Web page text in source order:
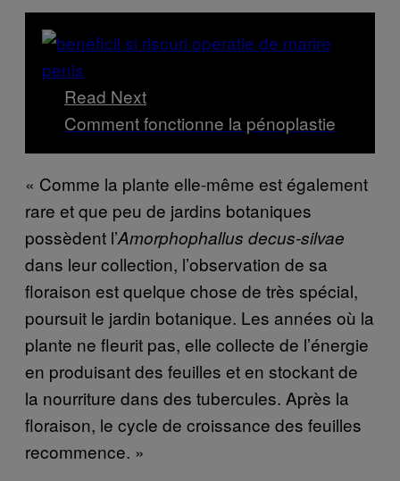
Read Next
Comment fonctionne la pénoplastie
« Comme la plante elle-même est également
rare et que peu de jardins botaniques
possèdent l’Amorphophallus decus-silvae
dans leur collection, l’observation de sa
floraison est quelque chose de très spécial,
poursuit le jardin botanique. Les années où la
plante ne fleurit pas, elle collecte de l’énergie
en produisant des feuilles et en stockant de
la nourriture dans des tubercules. Après la
floraison, le cycle de croissance des feuilles
recommence. »